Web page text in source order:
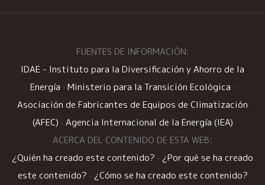
FUENTES DE INFORMACIÓN:
IDAE - Instituto para la Diversificación y Ahorro de la
Energía · Ministerio para la Transición Ecológica ·
Asociación de Fabricantes de Equipos de Climatización
(AFEC) · Agencia Internacional de la Energía (IEA)
ACERCA DEL CONTENIDO DE ESTA WEB:
¿Quién ha creado este contenido? · ¿Por qué se ha creado
este contenido? · ¿Cómo se ha creado este contenido?